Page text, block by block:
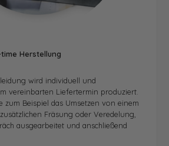
Herstellung
wird individuell und
vereinbarten Liefertermin produziert.
zum Beispiel das Umsetzen von einem
Fräsung oder Veredelung,
ausgearbeitet und anschließend